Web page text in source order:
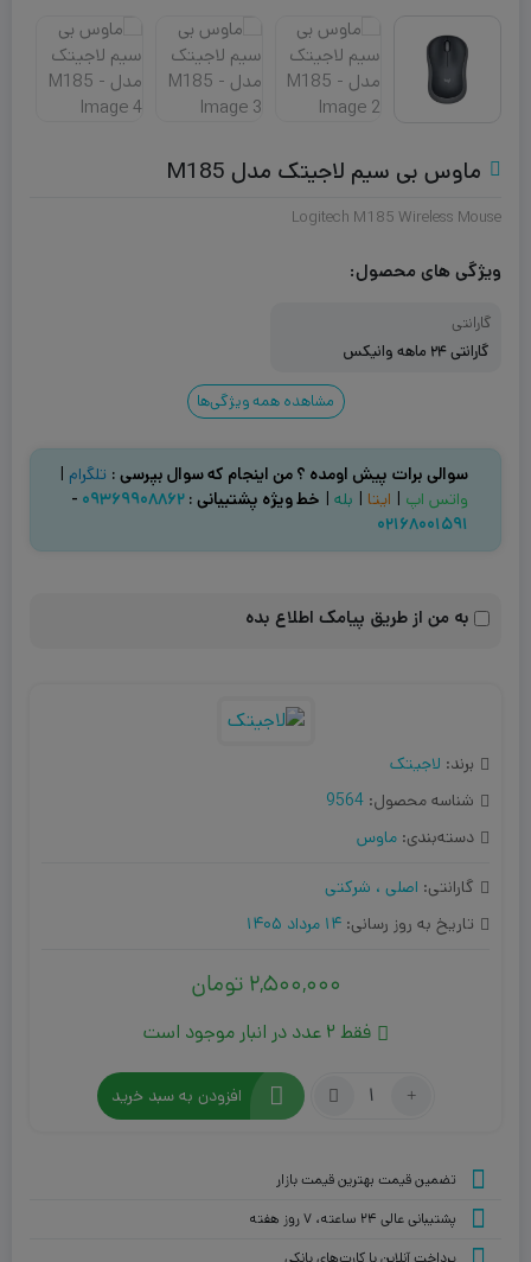
ماوس بی‌ سیم لاجیتک مدل M185
Logitech M185 Wireless Mouse
ویژگی های محصول:
گارانتی
گارانتی ۲۴ ماهه وانیکس
مشاهده همه ویژگی‌ها
سوالی برات پیش اومده ؟ من اینجام که سوال بپرسی : تلگرام |
واتس اپ | ایتا | بله| خط ویژه پشتیبانی : ۰۹۳۶۹۹۰۸۸۶۲ -
۰۲۱۶۸۰۰۱۵۹۱
به من از طریق پیامک اطلاع بده
برند: لاجیتک
شناسه محصول: 9564
دسته‌بندی: ماوس
گارانتی: اصلی ، شرکتی
تاریخ به روز رسانی: 14 مرداد 1405
2,500,000 تومان
فقط 2 عدد در انبار موجود است
تعداد:
سیم
مدل
افزودن به سبد خرید
تضمین قیمت بهترین قیمت بازار
پشتیبانی عالی ۲۴ ساعته، ۷ روز هفته
پرداخت آنلاین با کارت‌های بانکی